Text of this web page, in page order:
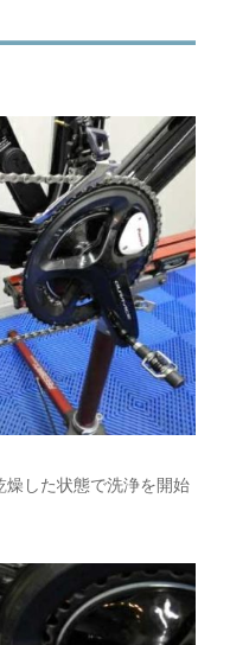
した状態で洗浄を開始